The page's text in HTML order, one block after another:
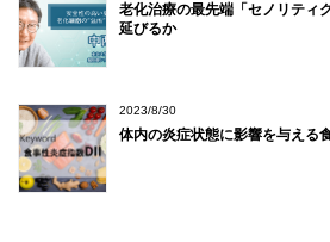
老化治療の最先端「セノリティ
延びるか
2023/8/30
体内の炎症状態に影響を与える